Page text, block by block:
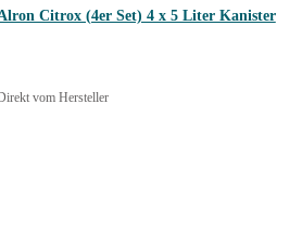
Citrox (4er Set) 4 x 5 Liter Kanister
vom Hersteller